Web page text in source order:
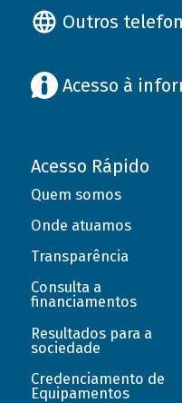
Outros
Acesso à
Acesso Rápido
Quem somos
Onde atuamos
Transparência
Consulta a
financiamentos
Resultados para a
sociedade
Credenciamento de
Equipamentos